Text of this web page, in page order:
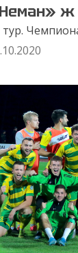
ж
тур.